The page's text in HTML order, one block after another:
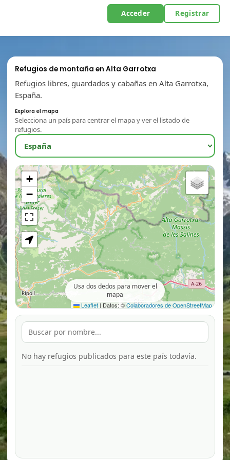
Acceder Registrar
Refugios de montaña en Alta Garrotxa
Refugios libres, guardados y cabañas en Alta Garrotxa,
España.
Explora el mapa
Selecciona un país para centrar el mapa y ver el listado de
refugios.
+
−
Leaflet | Datos: ©Colaboradores de OpenStreetMap
Usa dos dedos para mover el
mapa
No hay refugios publicados para este país todavía.